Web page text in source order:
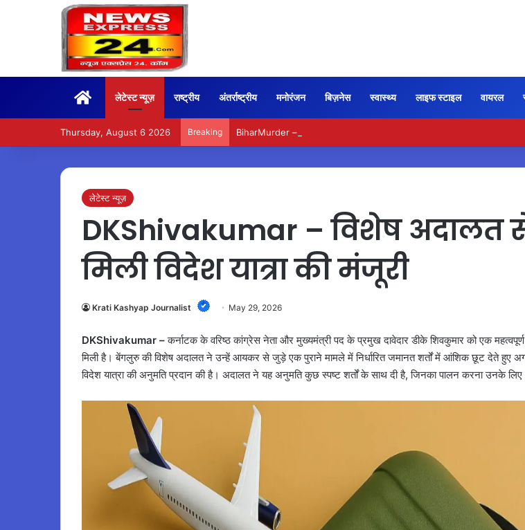
Homeलेटेस्ट न्यूज़ राष्ट्रीय अंतर्राष्ट्रीय मनोरंजन बिज़नेस स्वास्थ्य लाइफ स्टाइल वायरल
Thursday, August 6 2026 Breaking BiharMurder – ईओ विमल कुमार हत्याकांड में जारी हुए स्पीडी ट्रायल के निर्देश
लेटेस्ट न्यूज़
DKShivakumar – विशेष अदालत
मिली विदेश यात्रा की मंजूरी
Krati Kashyap Journalist May 29, 2026
DKShivakumar –कर्नाटक के वरिष्ठ कांग्रेस नेता और मुख्यमंत्री पद के प्रमुख दावेदार डीके शिवकुमार को एक महत्वपूर्ण
मिली है। बेंगलुरु की विशेष अदालत ने उन्हें आयकर से जुड़े एक पुराने मामले में निर्धारित जमानत शर्तों में आंशिक छूट देते हुए
विदेश यात्रा की अनुमति प्रदान की है। अदालत ने यह अनुमति कुछ स्पष्ट शर्तों के साथ दी है, जिनका पालन करना उनके लिए